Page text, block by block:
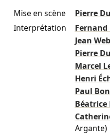
Mise en scène
Pierre
Interprétation
Fernand
Jean
Pierre
Marcel
Henri
Paul
Béatrice
Argante)